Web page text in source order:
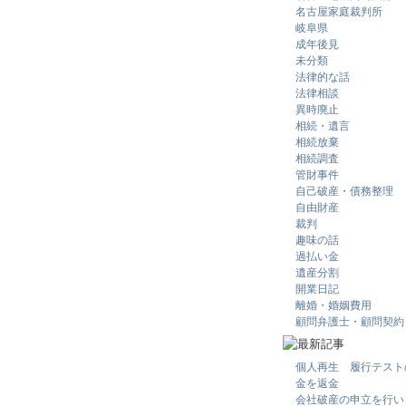
名古屋家庭裁判所
岐阜県
成年後見
未分類
法律的な話
法律相談
異時廃止
相続・遺言
相続放棄
相続調査
管財事件
自己破産・債務整理
自由財産
裁判
趣味の話
過払い金
遺産分割
開業日記
離婚・婚姻費用
顧問弁護士・顧問契約
個人再生 履行テスト
金を返金
会社破産の申立を行い